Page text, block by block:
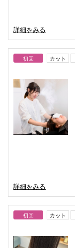
詳細をみる
初回 カット
詳細をみる
初回 カット